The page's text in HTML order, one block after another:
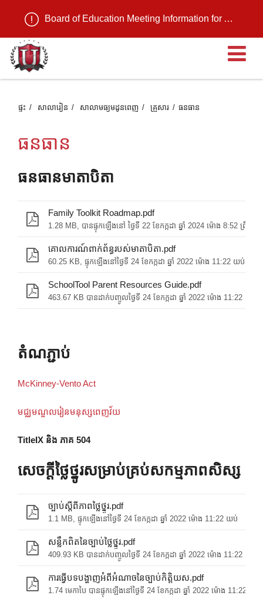
Board of Education Meeting Information for August 11, 2026
ប
ផ្ទះ សាលារៀន សាលាមធ្យមដូនពេញ គ្រួសារ ធនធាន
ធនធាន
ធនធានមាតាបិតា
Family Toolkit Roadmap.pdf
1.28 MB, បាន​ផ្ទុក​ឡើង​នៅ ថ្ងៃទី 22 ខែ​កក្កដា ឆ្នាំ 2024 ម៉ោង 8:52 ព្រឹក
គោលការណ៍ពាក់ព័ន្ធរបស់មាតាបិតា.pdf
60.25 KB, ផ្ទុកឡើងនៅថ្ងៃទី 24 ខែកក្កដា ឆ្នាំ 2022 ម៉ោង 11:22 យប់
SchoolTool Parent Resources Guide.pdf
463.67 KB បានដាក់បញ្ចូលថ្ងៃទី 24 ខែកក្កដា ឆ្នាំ 2022 ម៉ោង 11:22 យប់
តំណភ្ជាប់
McKinney-Vento Act
មជ្ឈមណ្ឌលរៀនមនុស្សពេញវ័យ
TitleIX និង ភាគ 504
សេចក្តីថ្លៃថ្នូរសម្រាប់គ្រប់សកម្មភាពសិស្ស
ច្បាប់ស្តីពីភាពថ្លៃថ្នូរ.pdf
1.1 MB, ផ្ទុកឡើងនៅថ្ងៃទី 24 ខែកក្កដា ឆ្នាំ 2022 ម៉ោង 11:22 យប់
សន្លឹកពិតនៃច្បាប់ថ្លៃថ្នូរ.pdf
409.93 KB បានដាក់បញ្ចូលថ្ងៃទី 24 ខែកក្កដា ឆ្នាំ 2022 ម៉ោង 11:22 យប់
ការធ្វើបទបង្ហាញអំពីអំណាចនៃច្បាប់កិត្តិយស.pdf
1.74 មេកាបៃ បានផ្ទុកឡើងនៅថ្ងៃទី 24 ខែកក្កដា ឆ្នាំ 2022 ម៉ោង 11:22 យប់